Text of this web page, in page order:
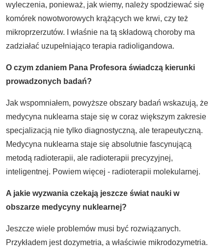
wyleczenia, ponieważ, jak wiemy, należy spodziewać się
komórek nowotworowych krążących we krwi, czy też
mikroprzerzutów. I właśnie na tą składową choroby ma
zadziałać uzupełniająco terapia radioligandowa.
O czym zdaniem Pana Profesora świadczą kierunki
prowadzonych badań?
Jak wspomniałem, powyższe obszary badań wskazują, że
medycyna nuklearna staje się w coraz większym zakresie
specjalizacją nie tylko diagnostyczną, ale terapeutyczną.
Medycyna nuklearna staje się absolutnie fascynującą
metodą radioterapii, ale radioterapii precyzyjnej,
inteligentnej. Powiem więcej - radioterapii molekularnej.
A jakie wyzwania czekają jeszcze świat nauki w
obszarze medycyny nuklearnej?
Jeszcze wiele problemów musi być rozwiązanych.
Przykładem jest dozymetria, a właściwie mikrodozymetria.